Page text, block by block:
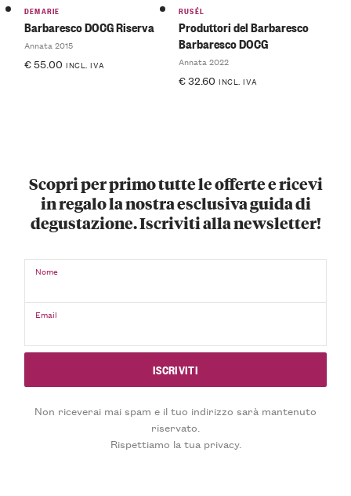
DEMARIE
Barbaresco DOCG Riserva
Annata 2015
€55.00 INCL. IVA
RUSÉL
Produttori del Barbaresco
Barbaresco DOCG
Annata 2022
€32.60 INCL. IVA
Scopri per primo tutte le offerte e ricevi
in regalo la nostra esclusiva guida di
degustazione. Iscriviti alla newsletter!
Nome
Email
Non riceverai mai spam e il tuo indirizzo sarà mantenuto
riservato.
Rispettiamo la tua privacy.